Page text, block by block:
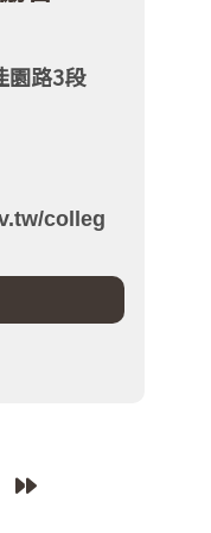
園路3段
colleg